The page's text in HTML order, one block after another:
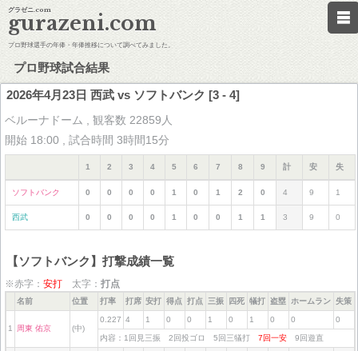
グラゼニ.com
gurazeni.com
プロ野球選手の年俸・年俸推移について調べてみました。
プロ野球試合結果
2026年4月23日 西武 vs ソフトバンク [3 - 4]
ベルーナドーム , 観客数 22859人
開始 18:00 , 試合時間 3時間15分
1 2 3 4 5 6 7 8 9 計 安 失
ソフトバンク 0 0 0 0 1 0 1 2 0 4 9 1
西武 0 0 0 0 1 0 0 1 1 3 9 0
【ソフトバンク】打撃成績一覧
※赤字： 安打 太字： 打点
名前 位置 打率 打席 安打 得点 打点 三振 四死 犠打 盗塁 ホームラン 失策
1 周東 佑京 (中)
0.227 4 1 0 0 1 0 1 0 0 0
内容：1回見三振 2回投ゴロ 5回三犠打 7回一安 9回遊直